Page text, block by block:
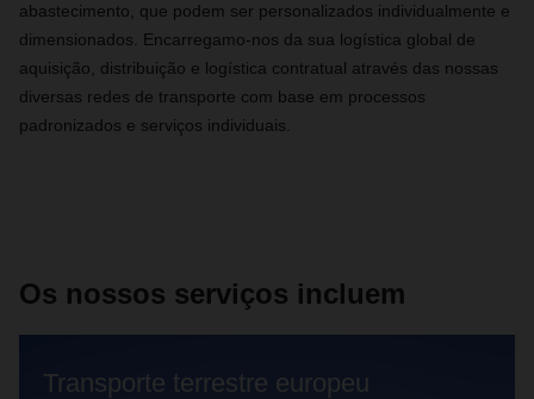
abastecimento, que podem ser personalizados individualmente e
dimensionados. Encarregamo-nos da sua logística global de
aquisição, distribuição e logística contratual através das nossas
diversas redes de transporte com base em processos
padronizados e serviços individuais.
Os nossos serviços incluem
Transporte terrestre europeu